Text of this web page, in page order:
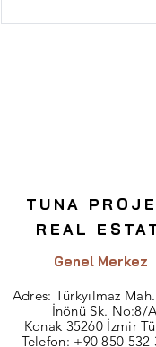
TUNA
REAL
Genel Merkez
Adres: Türkyılmaz
İnönü Sk. No:8/A
Konak 35260 İzmir
Telefon: +90 850 532